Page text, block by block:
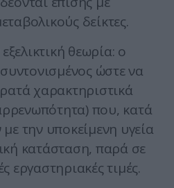
δείκτες.
θεωρία: ο
ώστε να
χαρακτηριστικά
που, κατά
την υποκείμενη υγεία
κατάσταση, παρά σε
εργαστηριακές τιμές.